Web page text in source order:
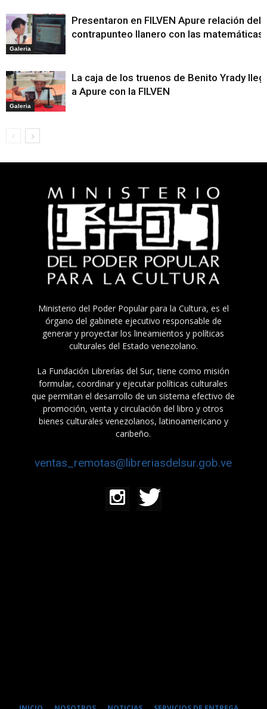
Galeria
Presentaron en FILVEN Apure relación del
contrapunteo llanero con las matemáticas
Galeria
La caja de los truenos de Benito Yrady
a Apure con la FILVEN
Ministerio del Poder Popular para la Cultura, es el
órgano del gabinete ejecutivo responsable de
generar y proyectar los lineamientos y políticas
culturales del Estado venezolano.
La Fundación Librerías del Sur, tiene como misión
formular, coordinar y ejecutar políticas culturales
que permitan el desarrollo de un sistema efectivo de
promoción, venta y circulación del libro y otros
bienes culturales venezolanos, latinoamericano y
caribeño.
ventas_remotas@libreriasdelsur.gob.ve